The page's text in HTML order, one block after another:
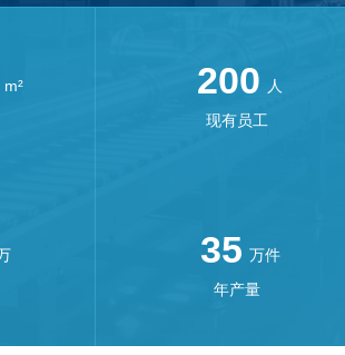
200
现有员工
35
年产量